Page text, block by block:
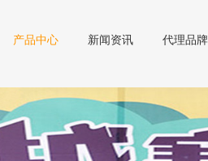
产品中心 新闻资讯 代理品牌